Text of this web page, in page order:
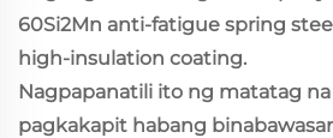
60Si2Mn anti-fatigue spring
high-insulation coating.
Nagpapanatili ito ng matatag
pagkakapit habang